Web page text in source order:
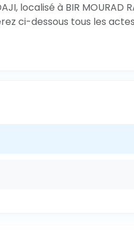
localisé à BIR MOURAD
ci-dessous tous les